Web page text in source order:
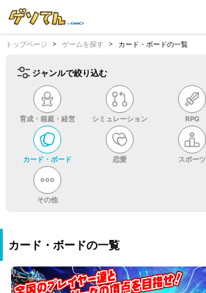
トップページ ゲームを探す カード・ボードの一覧
ジャンルで絞り込む
育成・箱庭・経営 シミュレーション RPG
カード・ボード 恋愛 スポーツ
その他
カード・ボードの一覧